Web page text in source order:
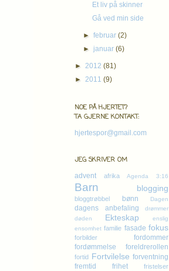
Et liv på skinner
Gå ved min side
►februar(2)
► januar(6)
► 2012 (81)
► 2011 (9)
NOE PÅ HJERTET?
TA GJERNE KONTAKT:
hjertespor@gmail.com
JEG SKRIVER OM
advent afrika Agenda 3:16
Barn blogging
bloggtrøbbel bønn Dagen
dagens anbefaling
drømmer
døden
Ekteskap
enslig
ensomhet familie fasade fokus
forbilder
fordommer
fordømmelse
foreldrerollen
fortid Fortvilelse forventning
fremtid
frihet fristelser